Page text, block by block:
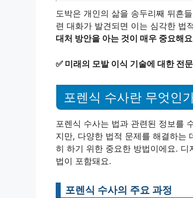
도박은 개인의 삶을 송두리째 뒤흔
련 대화가 발견되면 이는 심각한 법
대처 방안을 아는 것이 매우 중요해
✅ 미래의 모발 이식 기술에 대한 전
포렌식 수사란 무엇인
포렌식 수사는 법과 관련된 정보를
지만, 다양한 법적 문제를 해결하는
히 하기 위한 중요한 방법이에요.
법이 포함돼요.
포렌식 수사의 주요 과정